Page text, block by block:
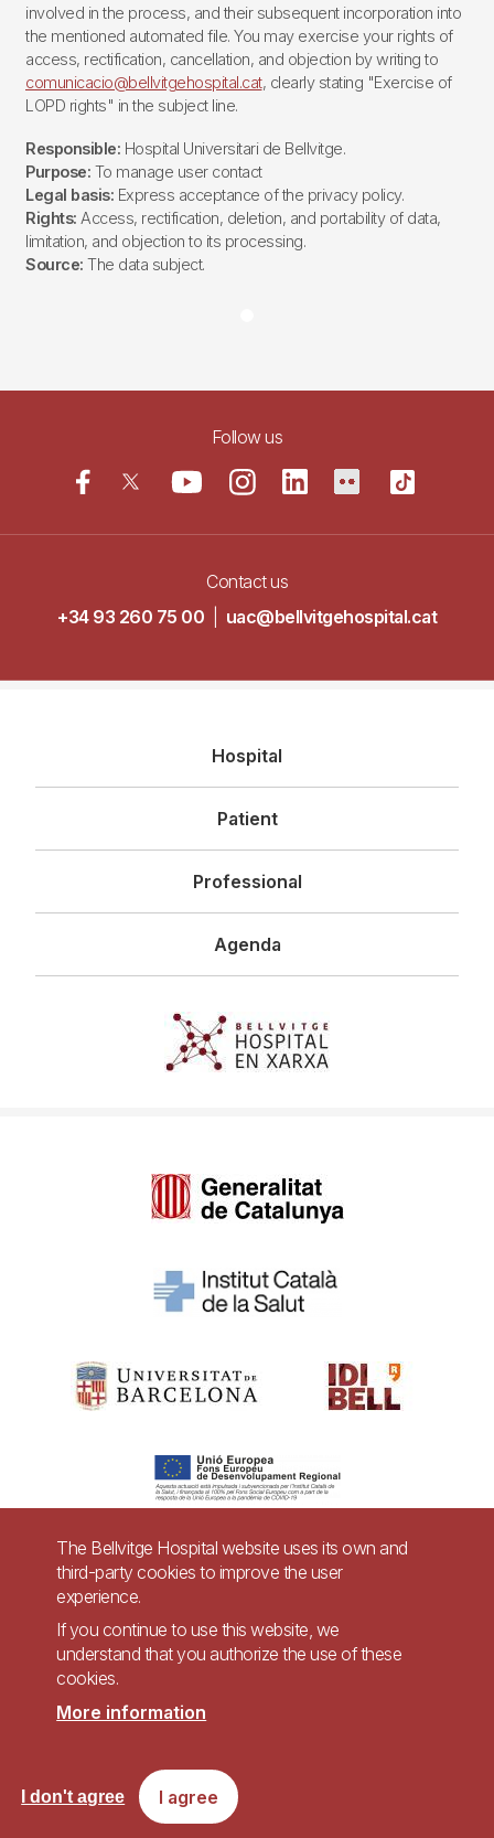
involved in the process, and their subsequent incorporation into
the mentioned automated file. You may exercise your rights of
access, rectification, cancellation, and objection by writing to
comunicacio@bellvitgehospital.cat, clearly stating "Exercise of
LOPD rights" in the subject line.
Responsible: Hospital Universitari de Bellvitge.
Purpose: To manage user contact
Legal basis: Express acceptance of the privacy policy.
Rights: Access, rectification, deletion, and portability of data,
limitation, and objection to its processing.
Source: The data subject.
Follow us
Contact us
+34 93 260 75 00
uac@bellvitgehospital.cat
principal
Hospital
Patient
Professional
Agenda
Pie
página
Accessibility Legal warning
Accessible website in accordance with Royal Decree 1112/2018, of September
7, on accessibility of websites and applications for mobile devices in the
public sector.
The Bellvitge Hospital website uses its own and
third-party cookies to improve the user
experience.
If you continue to use this website, we
understand that you authorize the use of these
cookies.
More information
I agree
I don't agree